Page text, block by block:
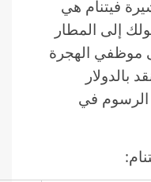
فيتنام هي
إلى المطار
موظفي الهجرة
بالدولار
الرسوم في